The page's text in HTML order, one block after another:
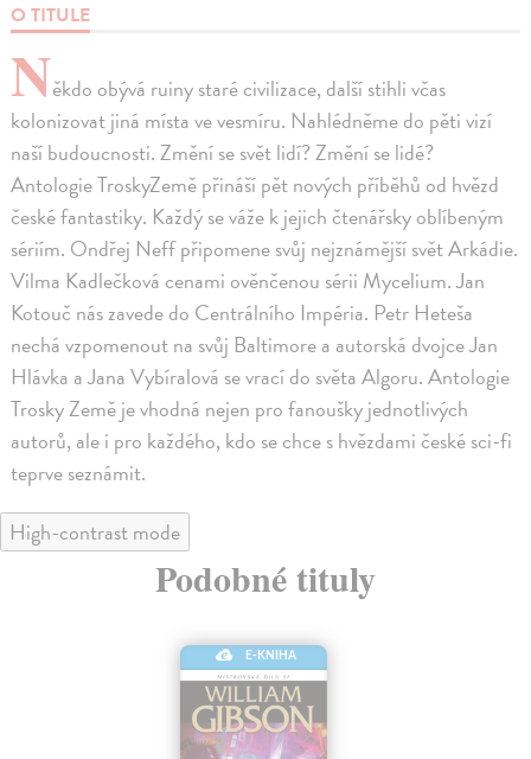
O TITULE
Někdo obývá ruiny staré civilizace, další stihli včas
kolonizovat jiná místa ve vesmíru. Nahlédněme do pěti vizí
naší budoucnosti. Změní se svět lidí? Změní se lidé?
Antologie TroskyZemě přináší pět nových příběhů od hvězd
české fantastiky. Každý se váže k jejich čtenářsky oblíbeným
sériím. Ondřej Neff připomene svůj nejznámější svět Arkádie.
Vilma Kadlečková cenami ověnčenou sérii Mycelium. Jan
Kotouč nás zavede do Centrálního Impéria. Petr Heteša
nechá vzpomenout na svůj Baltimore a autorská dvojce Jan
Hlávka a Jana Vybíralová se vrací do světa Algoru. Antologie
Trosky Země je vhodná nejen pro fanoušky jednotlivých
autorů, ale i pro každého, kdo se chce s hvězdami české sci-fi
teprve seznámit.
High-contrast mode
Podobné tituly
E-KNIHA